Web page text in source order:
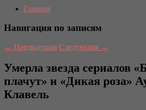
Главная
Навигация по записям
← Предыдущая Следующая →
Умерла звезда сериалов
плачут» и «Дикая роза»
Клавель